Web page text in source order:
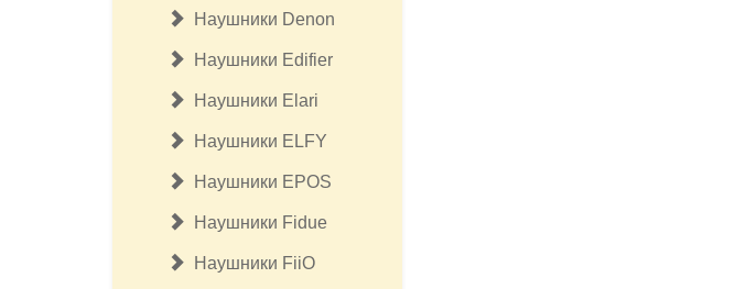
Наушники Denon
Наушники Edifier
Наушники Elari
Наушники ELFY
Наушники EPOS
Наушники Fidue
Наушники FiiO